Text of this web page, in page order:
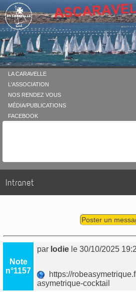
LA CARAVELLE
L'ASSOCIATION
NOS RENDEZ VOUS
MÉDIA/PUBLICATIONS
FACEBOOK
Intranet
Poster un
Note
n°1157
par lodie le 30/10/2025
https://
asymetrique-cocktail